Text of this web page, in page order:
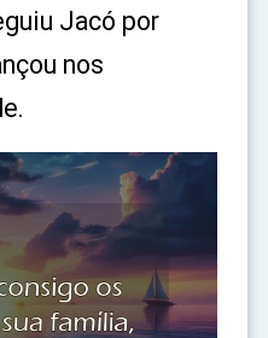
Jacó por
nos